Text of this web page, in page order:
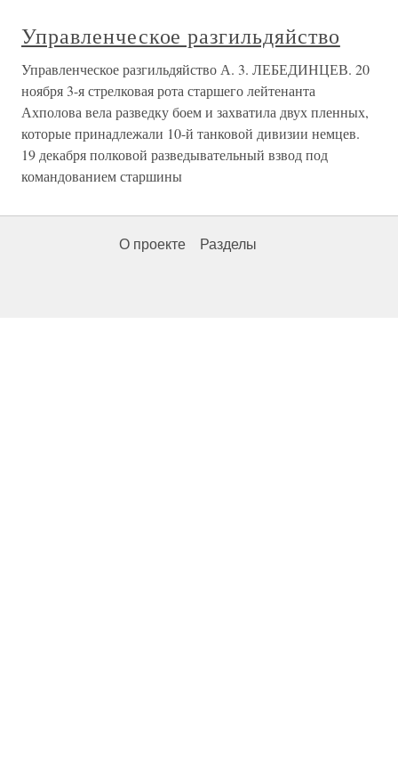
Управленческое разгильдяйство
Управленческое разгильдяйство А. 3. ЛЕБЕДИНЦЕВ. 20
ноября 3-я стрелковая рота старшего лейтенанта
Ахполова вела разведку боем и захватила двух пленных,
которые принадлежали 10-й танковой дивизии немцев.
19 декабря полковой разведывательный взвод под
командованием старшины
О проекте Разделы